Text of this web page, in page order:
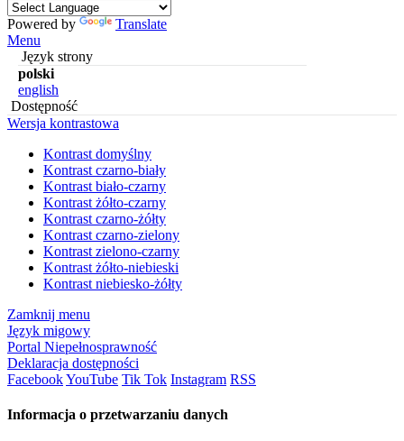
Powered by
Translate
Menu
Język strony
polski
english
Dostępność
Wersja kontrastowa
Kontrast domyślny
Kontrast czarno-biały
Kontrast biało-czarny
Kontrast żółto-czarny
Kontrast czarno-żółty
Kontrast czarno-zielony
Kontrast zielono-czarny
Kontrast żółto-niebieski
Kontrast niebiesko-żółty
Zamknij menu
Język migowy
Portal Niepełnosprawność
Deklaracja dostępności
FacebookYouTube Tik Tok Instagram RSS
Informacja o przetwarzaniu danych